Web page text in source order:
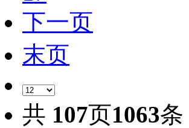
下一页
末页
共 107页1063条